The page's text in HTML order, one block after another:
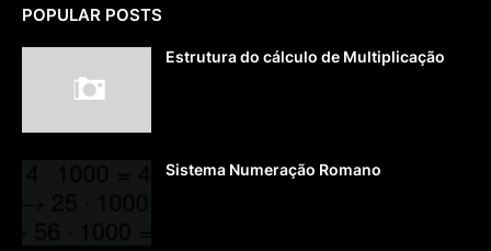
POPULAR POSTS
Estrutura do cálculo de Multiplicação
Sistema Numeração Romano